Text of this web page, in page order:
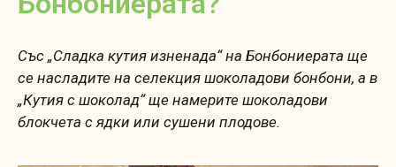
Със „Сладка кутия изненада“ на Бонбониерата ще
се насладите на селекция шоколадови бонбони, а в
„Кутия с шоколад“ ще намерите шоколадови
блокчета с ядки или сушени плодове.